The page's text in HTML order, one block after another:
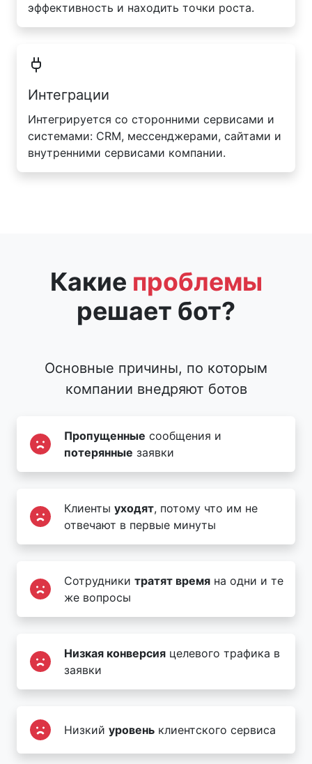
эффективность и находить точки роста.
Интеграции
Интегрируется со сторонними сервисами и
системами: CRM, мессенджерами, сайтами и
внутренними сервисами компании.
Какие проблемы
решает бот?
Основные причины, по которым
компании внедряют ботов
Пропущенные сообщения и
потерянные заявки
Клиенты уходят, потому что им не
отвечают в первые минуты
Сотрудники тратят время на одни и те
же вопросы
Низкая конверсия целевого трафика в
заявки
Низкий уровень клиентского сервиса